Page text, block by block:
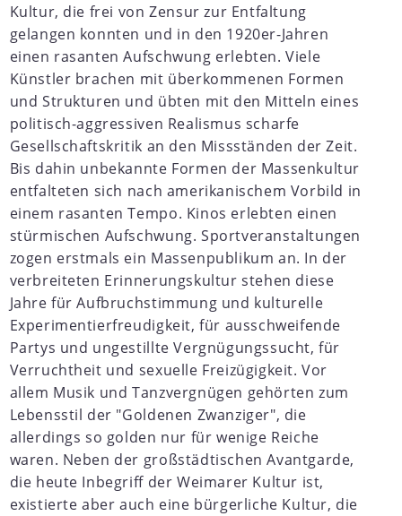
Kultur, die frei von Zensur zur Entfaltung
gelangen konnten und in den 1920er-Jahren
einen rasanten Aufschwung erlebten. Viele
Künstler brachen mit überkommenen Formen
und Strukturen und übten mit den Mitteln eines
politisch-aggressiven Realismus scharfe
Gesellschaftskritik an den Missständen der Zeit.
Bis dahin unbekannte Formen der Massenkultur
entfalteten sich nach amerikanischem Vorbild in
einem rasanten Tempo. Kinos erlebten einen
stürmischen Aufschwung. Sportveranstaltungen
zogen erstmals ein Massenpublikum an. In der
verbreiteten Erinnerungskultur stehen diese
Jahre für Aufbruchstimmung und kulturelle
Experimentierfreudigkeit, für ausschweifende
Partys und ungestillte Vergnügungssucht, für
Verruchtheit und sexuelle Freizügigkeit. Vor
allem Musik und Tanzvergnügen gehörten zum
Lebensstil der "Goldenen Zwanziger", die
allerdings so golden nur für wenige Reiche
waren. Neben der großstädtischen Avantgarde,
die heute Inbegriff der Weimarer Kultur ist,
existierte aber auch eine bürgerliche Kultur, die